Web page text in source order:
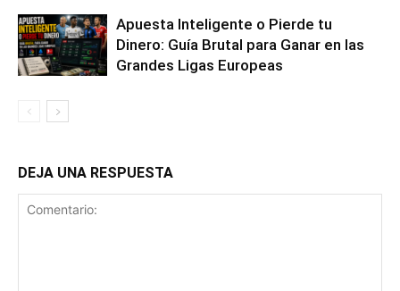
Apuesta Inteligente o Pierde tu
Dinero: Guía Brutal para Ganar en las
Grandes Ligas Europeas
DEJA UNA RESPUESTA